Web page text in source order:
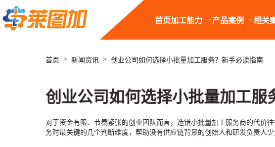
首页加工能力 产品案例 相关
首页 > 新闻资讯 > 创业公司如何选择小批量加工服务？新手必读指南
创业公司如何选择小批量加工服
对于资金有限、节奏紧张的创业团队而言，选错小批量加工服务商的代价
务时最关键的几个判断维度，帮助没有供应链背景的创始人和研发负责人少